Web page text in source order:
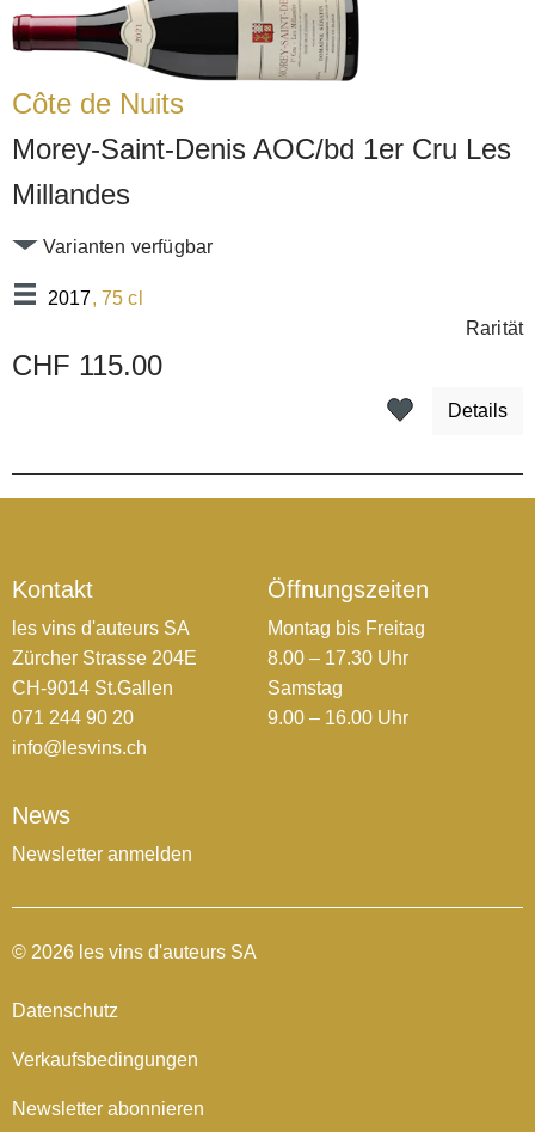
Côte de Nuits
Morey-Saint-Denis AOC/bd 1er Cru Les
Millandes
2017, 75 cl
Varianten verfügbar
Rarität
CHF 115.00
Details
Kontakt
les vins d'auteurs SA
Zürcher Strasse 204E
CH-9014 St.Gallen
071 244 90 20
info@lesvins.ch
Öffnungszeiten
Montag bis Freitag
8.00 – 17.30 Uhr
Samstag
9.00 – 16.00 Uhr
News
Newsletter anmelden
© 2026 les vins d'auteurs SA
Datenschutz
Verkaufsbedingungen
Newsletter abonnieren